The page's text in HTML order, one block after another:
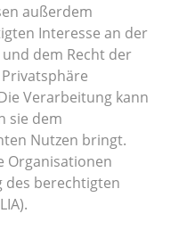
außerdem
Interesse an der
dem Recht der
Verarbeitung kann
sie dem
Nutzen bringt.
Organisationen
des berechtigten